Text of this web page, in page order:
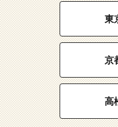
東
京
高